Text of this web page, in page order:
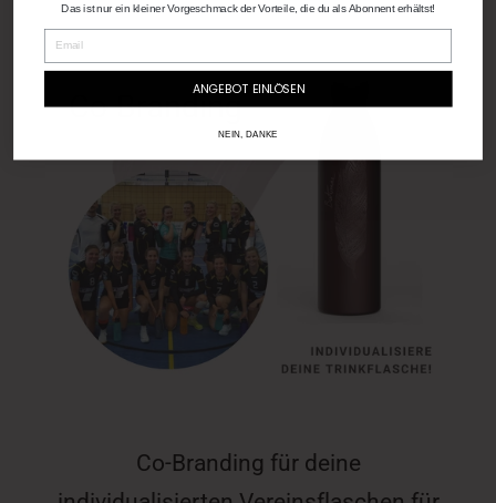
Co-Branding für deine
Das ist nur ein kleiner Vorgeschmack der Vorteile, die du als Abonnent erhältst!
ANGEBOT EINLÖSEN
NEIN, DANKE